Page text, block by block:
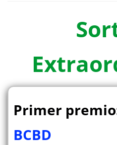
Primer
BCBD